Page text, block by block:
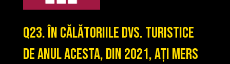
Q23. În călătoriile Dvs. turistice
de anul acesta, din 2021, ați mers